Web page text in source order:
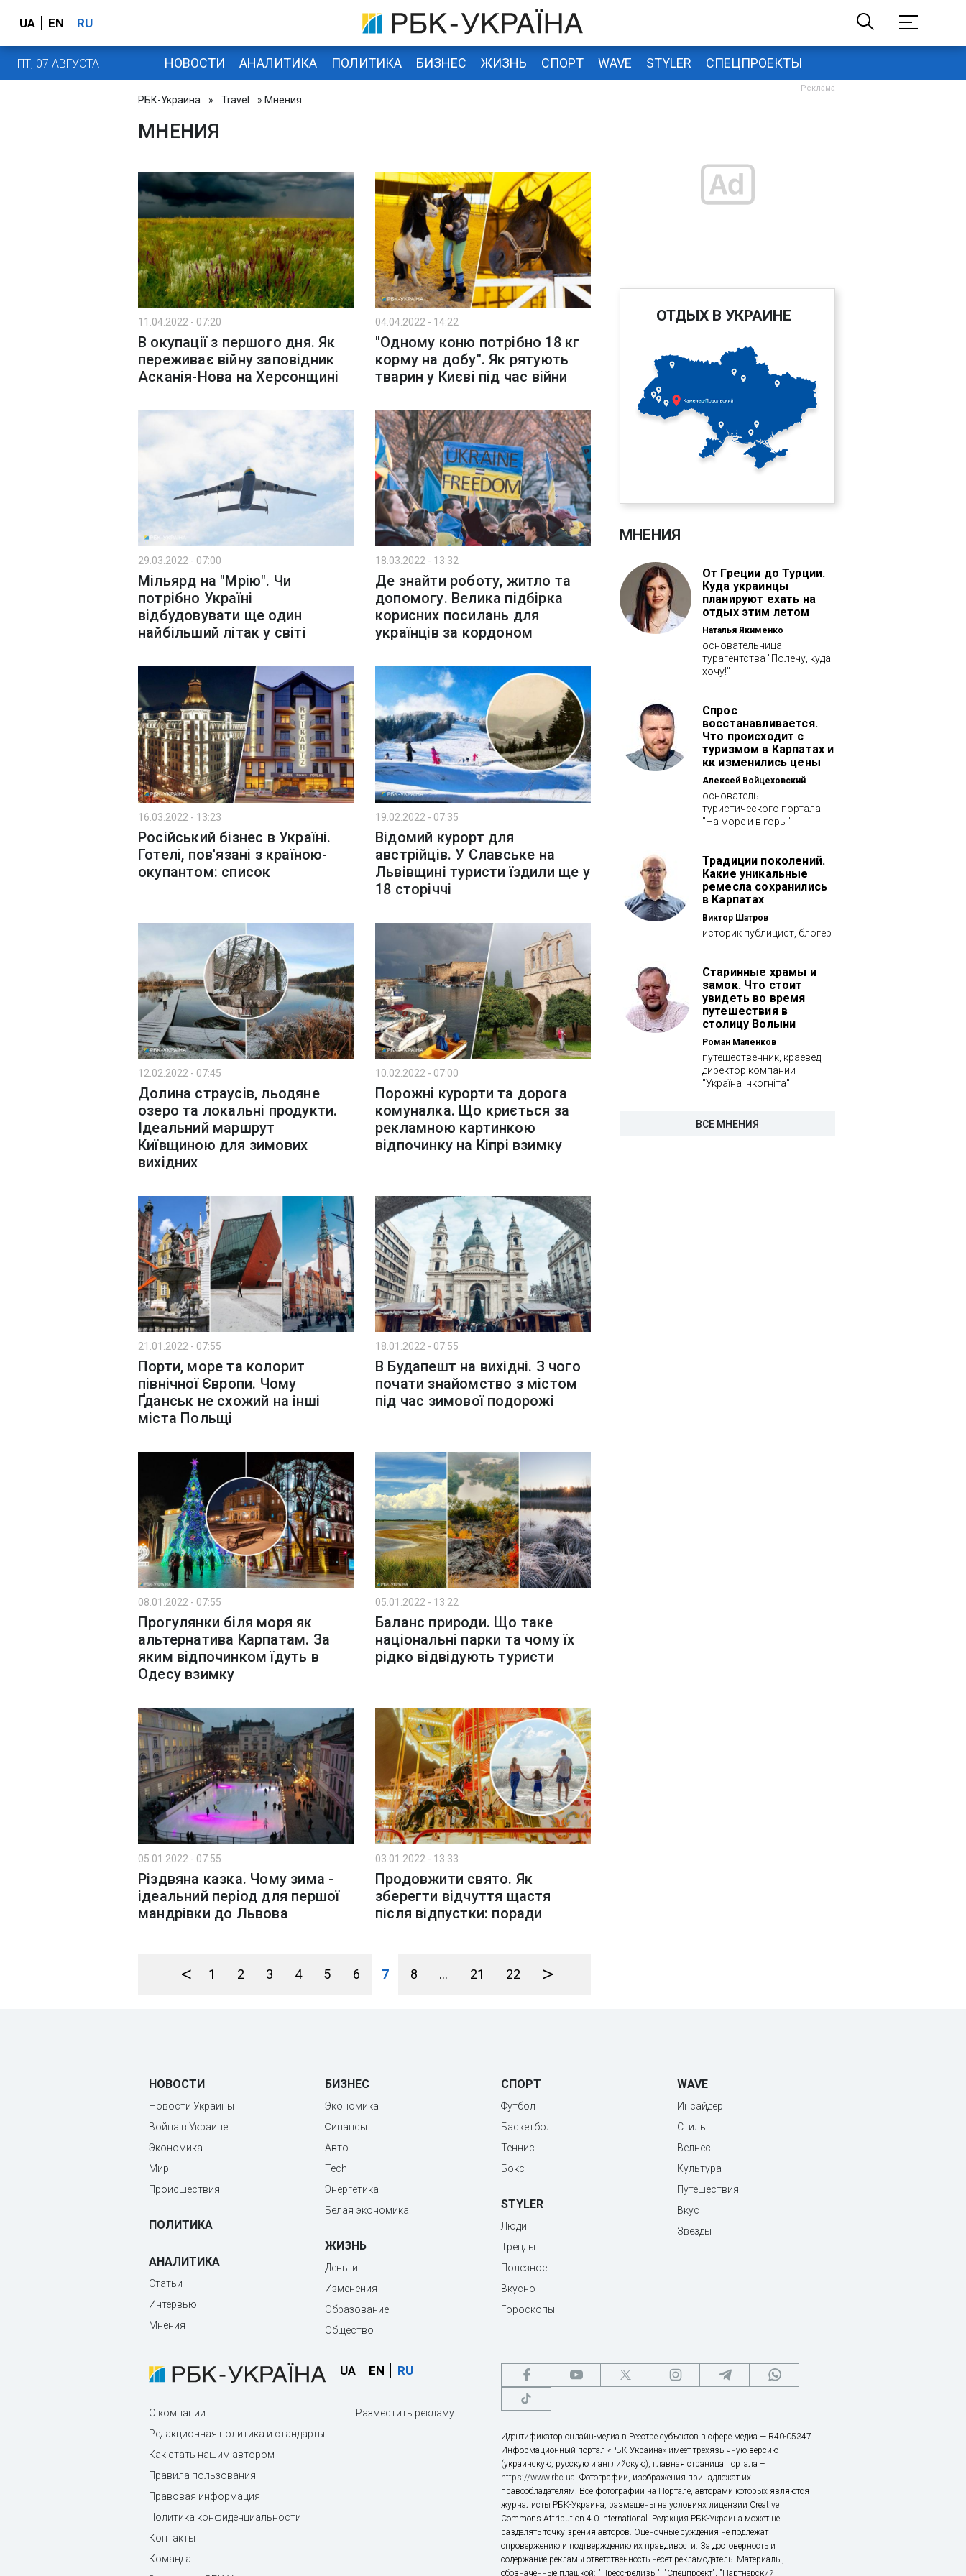
UA EN RU
ПТ, 07 АВГУСТА НОВОСТИ АНАЛИТИКА ПОЛИТИКА БИЗНЕС ЖИЗНЬ СПОРТ WAVE STYLER СПЕЦПРОЕКТЫ
РБК-Украина » Travel » Мнения
МНЕНИЯ
11.04.2022 - 07:20
В окупації з першого дня. Як
переживає війну заповідник
Асканія-Нова на Херсонщині
04.04.2022 - 14:22
"Одному коню потрібно 18 кг
корму на добу". Як рятують
тварин у Києві під час війни
29.03.2022 - 07:00
Мільярд на "Мрію". Чи
потрібно Україні
відбудовувати ще один
найбільший літак у світі
18.03.2022 - 13:32
Де знайти роботу, житло та
допомогу. Велика підбірка
корисних посилань для
українців за кордоном
16.03.2022 - 13:23
Російський бізнес в Україні.
Готелі, пов'язані з країною-
окупантом: список
19.02.2022 - 07:35
Відомий курорт для
австрійців. У Славське на
Львівщині туристи їздили ще у
18 сторіччі
12.02.2022 - 07:45
Долина страусів, льодяне
озеро та локальні продукти.
Ідеальний маршрут
Київщиною для зимових
вихідних
10.02.2022 - 07:00
Порожні курорти та дорога
комуналка. Що криється за
рекламною картинкою
відпочинку на Кіпрі взимку
21.01.2022 - 07:55
Порти, море та колорит
північної Європи. Чому
Ґданськ не схожий на інші
міста Польщі
18.01.2022 - 07:55
В Будапешт на вихідні. З чого
почати знайомство з містом
під час зимової подорожі
08.01.2022 - 07:55
Прогулянки біля моря як
альтернатива Карпатам. За
яким відпочинком їдуть в
Одесу взимку
05.01.2022 - 13:22
Баланс природи. Що таке
національні парки та чому їх
рідко відвідують туристи
05.01.2022 - 07:55
Різдвяна казка. Чому зима -
ідеальний період для першої
мандрівки до Львова
03.01.2022 - 13:33
Продовжити свято. Як
зберегти відчуття щастя
після відпустки: поради
< 1 2 3 4 5 6 7 8 ... 21 22 >
ОТДЫХ В УКРАИНЕ
МНЕНИЯ
От Греции до Турции.
Куда украинцы
планируют ехать на
отдых этим летом
Наталья Якименко
основательница
турагентства "Полечу, куда
хочу!"
Спрос
восстанавливается.
Что происходит с
туризмом в Карпатах и
кк изменились цены
Алексей Войцеховский
основатель
туристического портала
"На море и в горы"
Традиции поколений.
Какие уникальные
ремесла сохранились
в Карпатах
Виктор Шатров
историк публицист, блогер
Старинные храмы и
замок. Что стоит
увидеть во время
путешествия в
столицу Волыни
Роман Маленков
путешественник, краевед,
директор компании
"Україна Інкогніта"
ВСЕ МНЕНИЯ
НОВОСТИ
Новости Украины
Война в Украине
Экономика
Мир
Происшествия
ПОЛИТИКА
АНАЛИТИКА
Статьи
Интервью
Мнения
БИЗНЕС
Экономика
Финансы
Авто
Tech
Энергетика
Белая экономика
ЖИЗНЬ
Деньги
Изменения
Образование
Общество
СПОРТ
Футбол
Баскетбол
Теннис
Бокс
STYLER
Люди
Тренды
Полезное
Вкусно
Гороскопы
WAVE
Инсайдер
Стиль
Велнес
Культура
Путешествия
Вкус
Звезды
UA EN RU
О компании
Редакционная политика и стандарты
Как стать нашим автором
Правила пользования
Правовая информация
Политика конфиденциальности
Контакты
Команда
Разместить рекламу
Идентификатор онлайн-медиа в Реестре субъектов в сфере медиа — R40-05347
Информационный портал «РБК-Украина» имеет трехязычную версию
(украинскую, русскую и английскую), главная страница портала –
https://www.rbc.ua . Фотографии, изображения принадлежат их
правообладателям. Все фотографии на Портале, авторами которых являются
журналисты РБК-Украина, размещены на условиях лицензии Creative
Commons Attribution 4.0 International. Редакция РБК-Украина может не
разделять точку зрения авторов. Оценочные суждения не подлежат
опровержению и подтверждению их правдивости. За достоверность и
содержание рекламы ответственность несет рекламодатель. Материалы,
обозначенные плашкой: "Пресс-релизы", "Спецпроект", "Партнерский